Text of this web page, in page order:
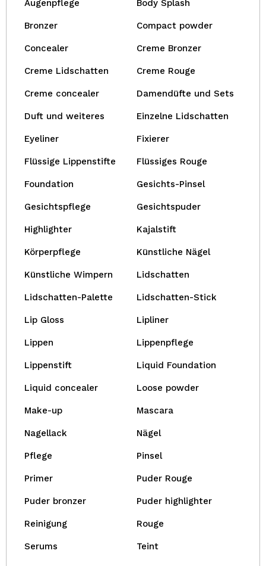
Augenpflege Body Splash
Bronzer Compact powder
Concealer Creme Bronzer
Creme Lidschatten Creme Rouge
Creme concealer Damendüfte und Sets
Duft und weiteres Einzelne Lidschatten
Eyeliner Fixierer
Flüssige Lippenstifte Flüssiges Rouge
Foundation Gesichts-Pinsel
Gesichtspflege Gesichtspuder
Highlighter Kajalstift
Körperpflege Künstliche Nägel
Künstliche Wimpern Lidschatten
Lidschatten-Palette Lidschatten-Stick
Lip Gloss Lipliner
Lippen Lippenpflege
Lippenstift Liquid Foundation
Liquid concealer Loose powder
Make-up Mascara
Nagellack Nägel
Pflege Pinsel
Primer Puder Rouge
Puder bronzer Puder highlighter
Reinigung Rouge
Serums Teint